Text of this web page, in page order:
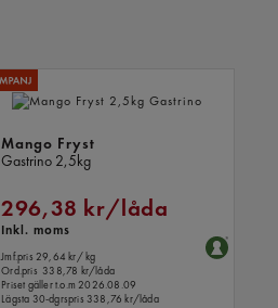
Mango Fryst
Gastrino 2,5kg
296,38 kr/låda
Inkl. moms
Jmf.pris 29,64 kr/ kg
Ord.pris 338,78 kr/låda
Priset gäller t.o.m 2026.08.09
Lägsta 30-dgrspris 338,76 kr/låda